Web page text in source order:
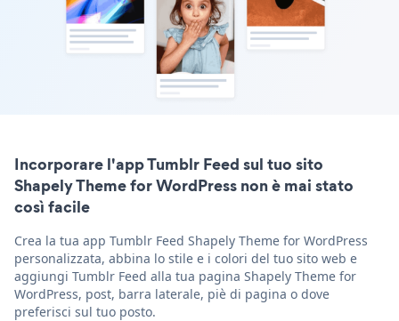
Incorporare l'app Tumblr Feed sul tuo sito
Shapely Theme for WordPress non è mai stato
così facile
Crea la tua app Tumblr Feed Shapely Theme for WordPress
personalizzata, abbina lo stile e i colori del tuo sito web e
aggiungi Tumblr Feed alla tua pagina Shapely Theme for
WordPress, post, barra laterale, piè di pagina o dove
preferisci sul tuo posto.